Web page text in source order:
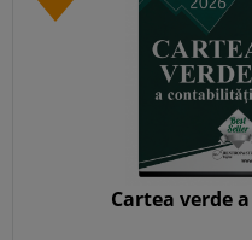
Cartea verde